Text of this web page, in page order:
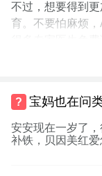
不过，想要得到
育。不要怕麻烦
宝妈也在问
安安现在一岁了
补铁，贝因美红